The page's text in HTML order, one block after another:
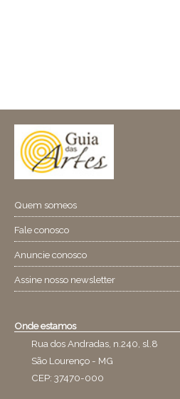
Quem someos
Fale conosco
Anuncie conosco
Assine nosso newsletter
Onde estamos
Rua dos Andradas, n.240, sl.8
São Lourenço - MG
CEP: 37470-000